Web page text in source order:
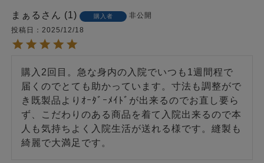
まぁる 1 購入者
非公開
投稿日
2025/12/18
購入2回目。急な身内の入院でいつも1週間程で
届くのでとても助かっています。寸法も調整がで
き既製品よりｵｰﾀﾞｰﾒｲﾄﾞが出来るのでお直し要ら
ず、こだわりのある商品を着て入院出来るので本
人も気持ちよく入院生活が送れる様です。縫製も
綺麗で大満足です。